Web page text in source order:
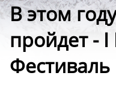
В этом
пройдет -
Фестиваль